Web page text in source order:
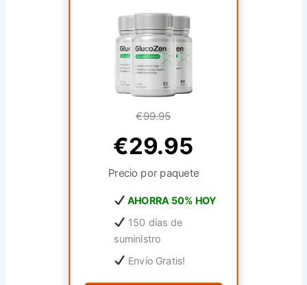
€99.95
€29.95
Precio por paquete
AHORRA 50% HOY
150 días de
suministro
Envío Gratis!